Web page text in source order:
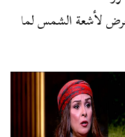
لأشعة الشمس لما